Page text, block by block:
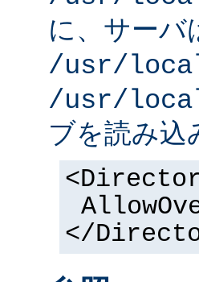
に、サーバ
/usr/
/usr/
ブを読み込
</